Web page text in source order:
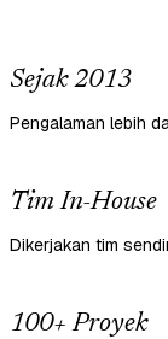
Sejak 2013
Pengalaman lebih
Tim In-House
Dikerjakan tim
100+ Proyek